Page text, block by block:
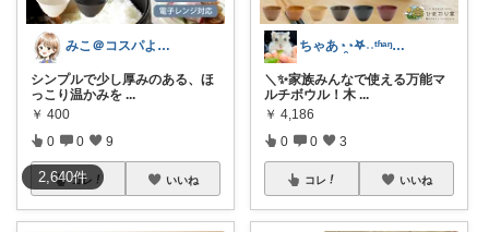
2,640件
みこ＠コスパよくラクする家事
シンプルで少し厚みのある、ほ
っこり温かみを ...
￥ 400
0 0 9
コレ いいね
ちゃあ◔̯◔‪𖤐˒˒ᵗʱᵃᵑᵏᵧₒᵤ
＼✨家族みんなで使える万能マ
ルチボウル！木 ...
￥ 4,186
0 0 3
コレ いいね